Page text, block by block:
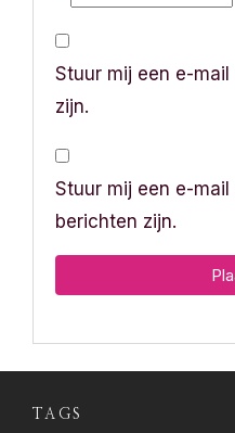
Stuur mij een e-
zijn.
Stuur mij een e-
berichten zijn.
TAGS